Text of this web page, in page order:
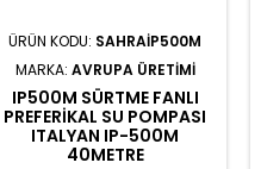
ÜRÜN KODU: SAHRAIP500M
MARKA: AVRUPA ÜRETIMI
IP500M SÜRTME FANLI
PREFERIKAL SU POMPASI
ITALYAN IP-500M
40METRE